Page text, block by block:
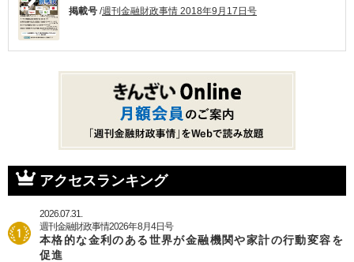
掲載号 /週刊金融財政事情 2018年9月17日号
アクセスランキング
2026.07.31.
週刊金融財政事情2026年8月4日号
本格的な金利のある世界が金融機関や家計の行動変容を
促進